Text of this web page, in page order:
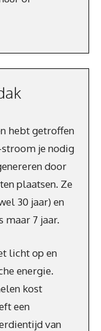
hebt getroffen
stroom je nodig
door
plaatsen. Ze
30 jaar) en
maar 7 jaar.
licht op en
energie.
kost
een
van